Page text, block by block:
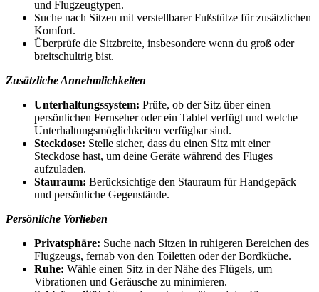
und Flugzeugtypen.
Suche nach Sitzen mit verstellbarer Fußstütze für zusätzlichen
Komfort.
Überprüfe die Sitzbreite, insbesondere wenn du groß oder
breitschultrig bist.
Zusätzliche Annehmlichkeiten
Unterhaltungssystem: Prüfe, ob der Sitz über einen
persönlichen Fernseher oder ein Tablet verfügt und welche
Unterhaltungsmöglichkeiten verfügbar sind.
Steckdose: Stelle sicher, dass du einen Sitz mit einer
Steckdose hast, um deine Geräte während des Fluges
aufzuladen.
Stauraum: Berücksichtige den Stauraum für Handgepäck
und persönliche Gegenstände.
Persönliche Vorlieben
Privatsphäre: Suche nach Sitzen in ruhigeren Bereichen des
Flugzeugs, fernab von den Toiletten oder der Bordküche.
Ruhe: Wähle einen Sitz in der Nähe des Flügels, um
Vibrationen und Geräusche zu minimieren.